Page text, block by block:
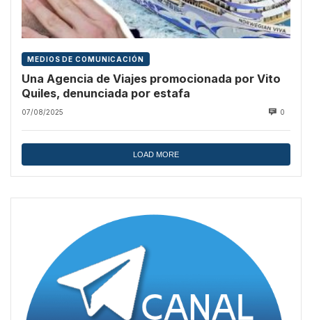
MEDIOS DE COMUNICACIÓN
Una Agencia de Viajes promocionada por Vito
Quiles, denunciada por estafa
07/08/2025 0
LOAD MORE